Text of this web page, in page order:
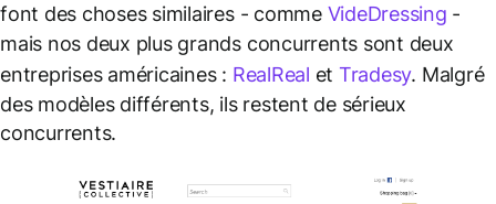
font des choses similaires - comme VideDressing -
mais nos deux plus grands concurrents sont deux
entreprises américaines : RealReal et Tradesy. Malgré
des modèles différents, ils restent de sérieux
concurrents.